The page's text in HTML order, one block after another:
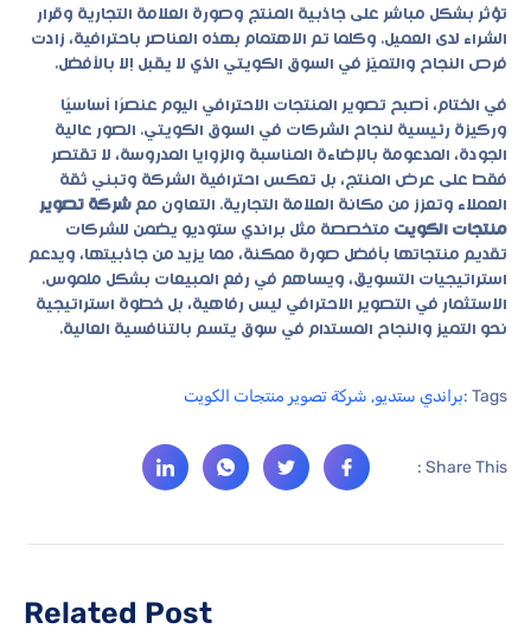
تؤثر بشكل مباشر على جاذبية المنتج وصورة العلامة التجارية وقرار
الشراء لدى العميل. وكلما تم الاهتمام بهذه العناصر باحترافية، زادت
فرص النجاح والتميّز في السوق الكويتي الذي لا يقبل إلا بالأفضل.
في الختام، أصبح تصوير المنتجات الاحترافي اليوم عنصرًا أساسيًا
وركيزة رئيسية لنجاح الشركات في السوق الكويتي. الصور عالية
الجودة، المدعومة بالإضاءة المناسبة والزوايا المدروسة، لا تقتصر
فقط على عرض المنتج، بل تعكس احترافية الشركة وتبني ثقة
العملاء وتعزز من مكانة العلامة التجارية. التعاون مع شركة تصوير
منتجات الكويت متخصصة مثل براندي ستوديو يضمن للشركات
تقديم منتجاتها بأفضل صورة ممكنة، مما يزيد من جاذبيتها، ويدعم
استراتيجيات التسويق، ويساهم في رفع المبيعات بشكل ملموس.
الاستثمار في التصوير الاحترافي ليس رفاهية، بل خطوة استراتيجية
نحو التميز والنجاح المستدام في سوق يتسم بالتنافسية العالية.
Tags : براندي ستديو, شركة تصوير منتجات الكويت
Share This :
Related Post